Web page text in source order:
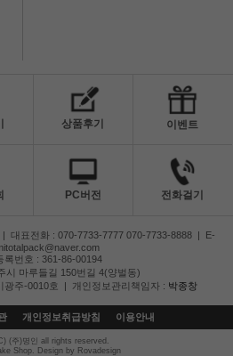
상품후기 이벤트
PC버전 전화걸기
| 대표전화 : 070-7733-7777 070-7733-8888 | E-
록번호 : 361-86-00194
시 마루들길 150번길 4(양벌동)
광주-0010호
| 개인정보관리책임자 : 박종창
개인정보취급방침 이용안내
(주)명인 all rights reserved.
Shop. Design by Rovadesign